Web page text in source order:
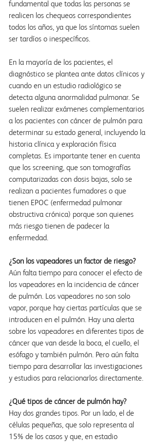
fundamental que todas las personas se
realicen los chequeos correspondientes
todos los años, ya que los síntomas suelen
ser tardíos o inespecíficos.
En la mayoría de los pacientes, el
diagnóstico se plantea ante datos clínicos y
cuando en un estudio radiológico se
detecta alguna anormalidad pulmonar. Se
suelen realizar exámenes complementarios
a los pacientes con cáncer de pulmón para
determinar su estado general, incluyendo la
historia clínica y exploración física
completas. Es importante tener en cuenta
que los screening, que son tomografías
computarizadas con dosis bajas, solo se
realizan a pacientes fumadores o que
tienen EPOC (enfermedad pulmonar
obstructiva crónica) porque son quienes
más riesgo tienen de padecer la
enfermedad.
¿Son los vapeadores un factor de riesgo?
Aún falta tiempo para conocer el efecto de
los vapeadores en la incidencia de cáncer
de pulmón. Los vapeadores no son solo
vapor, porque hay ciertas partículas que se
introducen en el pulmón. Hay una alerta
sobre los vapeadores en diferentes tipos de
cáncer que van desde la boca, el cuello, el
esófago y también pulmón. Pero aún falta
tiempo para desarrollar las investigaciones
y estudios para relacionarlos directamente.
¿Qué tipos de cáncer de pulmón hay?
Hay dos grandes tipos. Por un lado, el de
células pequeñas, que solo representa al
15% de los casos y que, en estadio